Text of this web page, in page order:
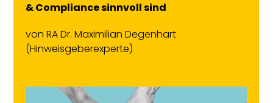
& Compliance sinnvoll sind
von RA Dr. Maximilian Degenhart
(Hinweisgeberexperte)